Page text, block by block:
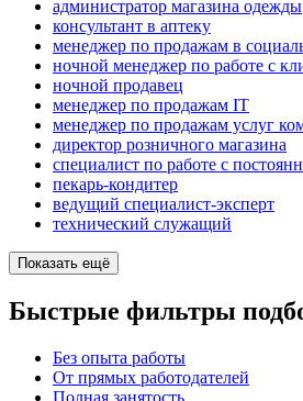
администратор магазина одежды
консультант в аптеку
менеджер по продажам в
ночной менеджер по работе с
ночной продавец
менеджер по продажам IT
менеджер по продажам услуг
директор розничного магазина
специалист по работе с
пекарь-кондитер
ведущий специалист-эксперт
технический служащий
Показать ещё
Быстрые фильтры
Без опыта работы
От прямых работодателей
Полная занятость